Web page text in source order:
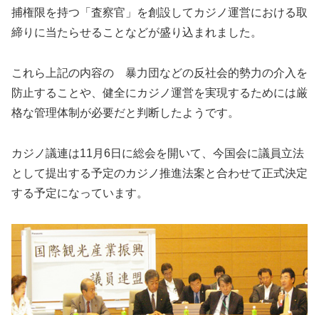
捕権限を持つ「査察官」を創設してカジノ運営における取
締りに当たらせることなどが盛り込まれました。
これら上記の内容の 暴力団などの反社会的勢力の介入を
防止することや、健全にカジノ運営を実現するためには厳
格な管理体制が必要だと判断したようです。
カジノ議連は11月6日に総会を開いて、今国会に議員立法
として提出する予定のカジノ推進法案と合わせて正式決定
する予定になっています。